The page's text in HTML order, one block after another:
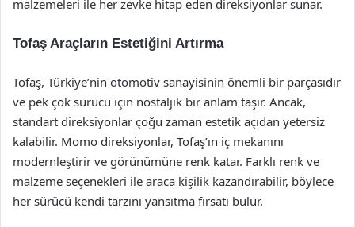
malzemeleri ile her zevke hitap eden direksiyonlar sunar.
Tofaş Araçların Estetiğini Artırma
Tofaş, Türkiye’nin otomotiv sanayisinin önemli bir parçasıdır
ve pek çok sürücü için nostaljik bir anlam taşır. Ancak,
standart direksiyonlar çoğu zaman estetik açıdan yetersiz
kalabilir. Momo direksiyonlar, Tofaş’ın iç mekanını
modernleştirir ve görünümüne renk katar. Farklı renk ve
malzeme seçenekleri ile araca kişilik kazandırabilir, böylece
her sürücü kendi tarzını yansıtma fırsatı bulur.